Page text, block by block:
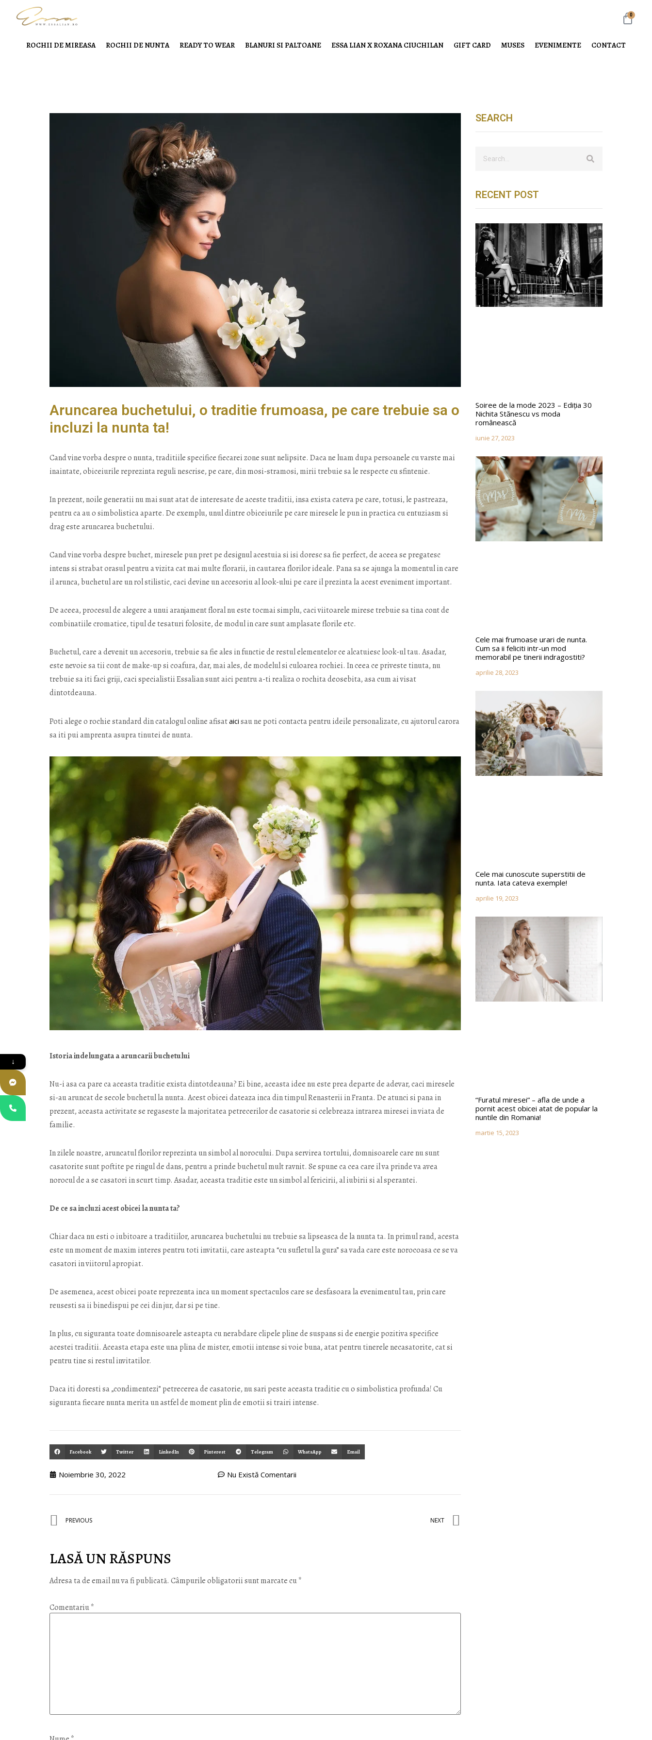
0
ROCHII DE MIREASA ROCHII DE NUNTA READY TO WEAR BLANURI SI PALTOANE ESSA LIAN X ROXANA CIUCHILAN GIFT CARD MUSES EVENIMENTE CONTACT
Aruncarea buchetului, o traditie frumoasa, pe care trebuie sa o
incluzi la nunta ta!
Cand vine vorba despre o nunta, traditiile specifice fiecarei zone sunt nelipsite. Daca ne luam dupa persoanele cu varste mai
inaintate, obiceiurile reprezinta reguli nescrise, pe care, din mosi-stramosi, mirii trebuie sa le respecte cu sfintenie.
In prezent, noile generatii nu mai sunt atat de interesate de aceste traditii, insa exista cateva pe care, totusi, le pastreaza,
pentru ca au o simbolistica aparte. De exemplu, unul dintre obiceiurile pe care miresele le pun in practica cu entuziasm si
drag este aruncarea buchetului.
Cand vine vorba despre buchet, miresele pun pret pe designul acestuia si isi doresc sa fie perfect, de aceea se pregatesc
intens si strabat orasul pentru a vizita cat mai multe florarii, in cautarea florilor ideale. Pana sa se ajunga la momentul in care
il arunca, buchetul are un rol stilistic, caci devine un accesoriu al look-ului pe care il prezinta la acest eveniment important.
De aceea, procesul de alegere a unui aranjament floral nu este tocmai simplu, caci viitoarele mirese trebuie sa tina cont de
combinatiile cromatice, tipul de tesaturi folosite, de modul in care sunt amplasate florile etc.
Buchetul, care a devenit un accesoriu, trebuie sa fie ales in functie de restul elementelor ce alcatuiesc look-ul tau. Asadar,
este nevoie sa tii cont de make-up si coafura, dar, mai ales, de modelul si culoarea rochiei. In ceea ce priveste tinuta, nu
trebuie sa iti faci griji, caci specialistii Essalian sunt aici pentru a-ti realiza o rochita deosebita, asa cum ai visat
dintotdeauna.
Poti alege o rochie standard din catalogul online afisataici sau ne poti contacta pentru ideile personalizate, cu ajutorul carora
sa iti pui amprenta asupra tinutei de nunta.
Istoria indelungata a aruncarii buchetului
Nu-i asa ca pare ca aceasta traditie exista dintotdeauna? Ei bine, aceasta idee nu este prea departe de adevar, caci miresele
si-au aruncat de secole buchetul la nunta. Acest obicei dateaza inca din timpul Renasterii in Franta. De atunci si pana in
prezent, aceasta activitate se regaseste la majoritatea petrecerilor de casatorie si celebreaza intrarea miresei in viata de
familie.
In zilele noastre, aruncatul florilor reprezinta un simbol al norocului. Dupa servirea tortului, domnisoarele care nu sunt
casatorite sunt poftite pe ringul de dans, pentru a prinde buchetul mult ravnit. Se spune ca cea care il va prinde va avea
norocul de a se casatori in scurt timp. Asadar, aceasta traditie este un simbol al fericirii, al iubirii si al sperantei.
De ce sa incluzi acest obicei la nunta ta?
Chiar daca nu esti o iubitoare a traditiilor, aruncarea buchetului nu trebuie sa lipseasca de la nunta ta. In primul rand, acesta
este un moment de maxim interes pentru toti invitatii, care asteapta “cu sufletul la gura” sa vada care este norocoasa ce se va
casatori in viitorul apropiat.
De asemenea, acest obicei poate reprezenta inca un moment spectaculos care se desfasoara la evenimentul tau, prin care
reusesti sa ii binedispui pe cei din jur, dar si pe tine.
In plus, cu siguranta toate domnisoarele asteapta cu nerabdare clipele pline de suspans si de energie pozitiva specifice
acestei traditii. Aceasta etapa este una plina de mister, emotii intense si voie buna, atat pentru tinerele necasatorite, cat si
pentru tine si restul invitatilor.
Daca iti doresti sa „condimentezi” petrecerea de casatorie, nu sari peste aceasta traditie cu o simbolistica profunda! Cu
siguranta fiecare nunta merita un astfel de moment plin de emotii si trairi intense.
Facebook Twitter LinkedIn Pinterest Telegram WhatsApp Email
Noiembrie 30, 2022 Nu Există Comentarii
PREVIOUS NEXT
LASĂ UN RĂSPUNS
Adresa ta de email nu va fi publicată. Câmpurile obligatorii sunt marcate cu*
Comentariu*
SEARCH
RECENT POST
Soiree de la mode 2023 – Ediția 30
Nichita Stănescu vs moda
românească
iunie 27, 2023
Cele mai frumoase urari de nunta.
Cum sa ii feliciti intr-un mod
memorabil pe tinerii indragostiti?
aprilie 28, 2023
Cele mai cunoscute superstitii de
nunta. Iata cateva exemple!
aprilie 19, 2023
“Furatul miresei” – afla de unde a
pornit acest obicei atat de popular la
nuntile din Romania!
martie 15, 2023
↓